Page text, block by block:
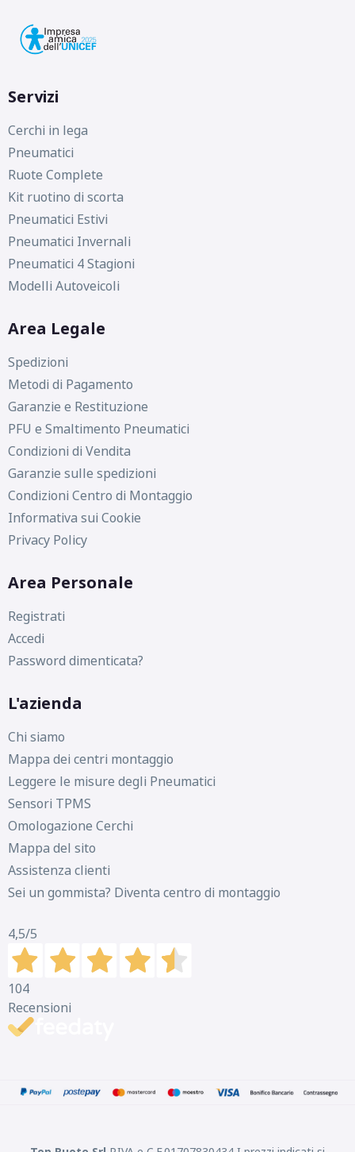
Servizi
Cerchi in lega
Pneumatici
Ruote Complete
Kit ruotino di scorta
Pneumatici Estivi
Pneumatici Invernali
Pneumatici 4 Stagioni
Modelli Autoveicoli
Area Legale
Spedizioni
Metodi di Pagamento
Garanzie e Restituzione
PFU e Smaltimento Pneumatici
Condizioni di Vendita
Garanzie sulle spedizioni
Condizioni Centro di Montaggio
Informativa sui Cookie
Privacy Policy
Area Personale
Registrati
Accedi
Password dimenticata?
L'azienda
Chi siamo
Mappa dei centri montaggio
Leggere le misure degli Pneumatici
Sensori TPMS
Omologazione Cerchi
Mappa del sito
Assistenza clienti
Sei un gommista? Diventa centro di montaggio
4,5/5
104
Recensioni